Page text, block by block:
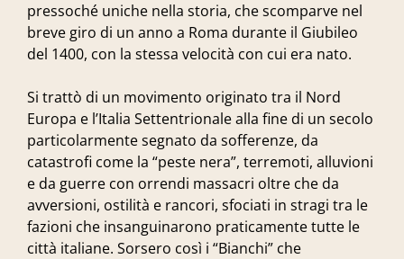
pressoché uniche nella storia, che scomparve nel
breve giro di un anno a Roma durante il Giubileo
del 1400, con la stessa velocità con cui era nato.
Si trattò di un movimento originato tra il Nord
Europa e l’Italia Settentrionale alla fine di un secolo
particolarmente segnato da sofferenze, da
catastrofi come la “peste nera”, terremoti, alluvioni
e da guerre con orrendi massacri oltre che da
avversioni, ostilità e rancori, sfociati in stragi tra le
fazioni che insanguinarono praticamente tutte le
città italiane. Sorsero così i “Bianchi” che